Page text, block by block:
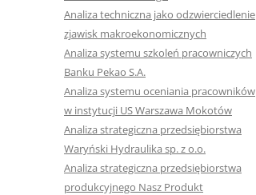
NAPISAĆ PRACĘ DYPLOMOWĄ
JAK PRZYGOTOWAĆ SIĘ DO
USTNEGO EGZAMINU
DYPLOMOWEGO?
HIPOTEZY W PRACACH
DYPLOMOWYCH
JAK PRZYGOTOWAĆ SIĘ DO
OBRONY PRACY DYPLOMOWEJ
Analiza techniczna jako odzwierciedlenie
zjawisk makroekonomicznych
Analiza systemu szkoleń pracowniczych
Banku Pekao S.A.
Analiza systemu oceniania pracowników
w instytucji US Warszawa Mokotów
Analiza strategiczna przedsiębiorstwa
Waryński Hydraulika sp. z o.o.
Analiza strategiczna przedsiębiorstwa
produkcyjnego Nasz Produkt